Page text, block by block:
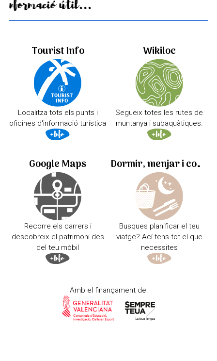
Informació útil...
Tourist Info
Localitza tots els punts i
oficines d'informació turística
Wikiloc
Segueix totes les rutes de
muntanya i subaquàtiques.
Google Maps
Recorre els carrers i
descobreix el patrimoni des
del teu mòbil
Dormir, menjar i comprar
Busques planificar el teu
viatge? Ací tens tot el que
necessites
Amb el finançament de: